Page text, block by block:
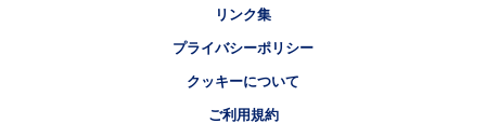
リンク集
プライバシーポリシー
クッキーについて
ご利用規約